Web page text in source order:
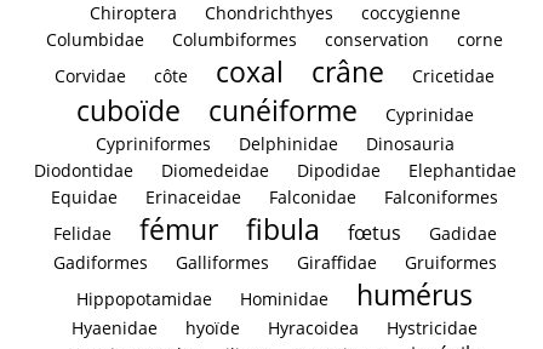
Chiroptera
Chondrichthyes
coccygienne
Columbidae
Columbiformes conservation
corne
Corvidae
côte coxal crâne Cricetidae
cuboïde cunéiforme
Cyprinidae
Cypriniformes
Delphinidae
Dinosauria
Diodontidae
Diomedeidae Dipodidae
Elephantidae
Equidae
Erinaceidae Falconidae
Falconiformes
Felidae
fémur fibula fœtus
Gadidae
Gadiformes
Galliformes Giraffidae
Gruiformes
Hippopotamidae
Hominidae humérus
Hyaenidae hyoïde Hyracoidea
Hystricidae